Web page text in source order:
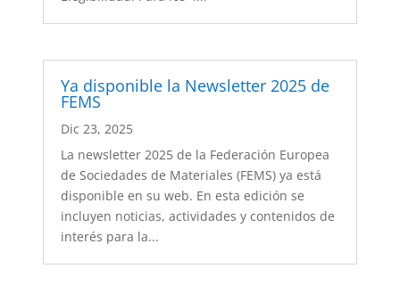
Ya disponible la Newsletter 2025 de
FEMS
Dic 23, 2025
La newsletter 2025 de la Federación Europea
de Sociedades de Materiales (FEMS) ya está
disponible en su web. En esta edición se
incluyen noticias, actividades y contenidos de
interés para la...